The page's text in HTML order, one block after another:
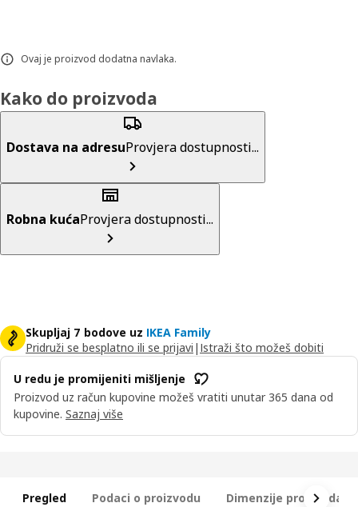
Ovaj je proizvod dodatna navlaka.
Kako do proizvoda
Dostava na adresuProvjera dostupnosti...
Robna kućaProvjera dostupnosti...
Skupljaj 7 bodove uz IKEA Family
Pridruži se besplatno ili se prijavi | Istraži što možeš dobiti
U redu je promijeniti mišljenje
Proizvod uz račun kupovine možeš vratiti unutar 365 dana od
kupovine. Saznaj više
Pregled Podaci o proizvodu Dimenzije proizvoda